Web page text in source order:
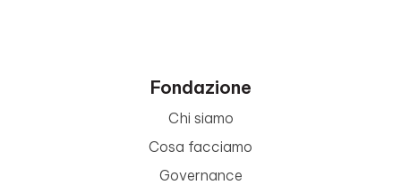
Fondazione
Chi siamo
Cosa facciamo
Governance